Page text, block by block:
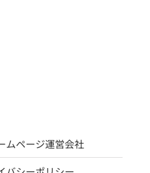
ムページ運営会社